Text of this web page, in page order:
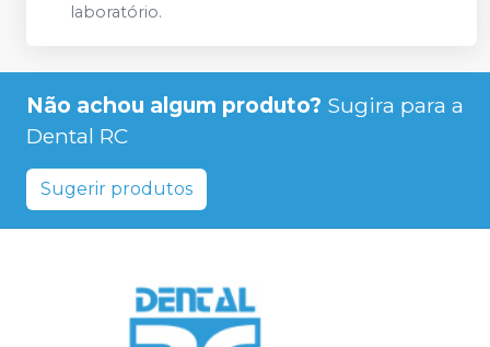
laboratório.
Não achou algum produto? Sugira para a
Dental RC
Sugerir produtos